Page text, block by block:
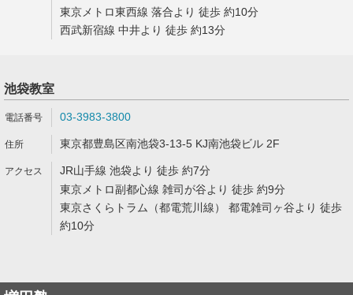
東京メトロ東西線 落合より 徒歩 約10分
西武新宿線 中井より 徒歩 約13分
池袋教室
03-3983-3800
東京都豊島区南池袋3-13-5 KJ南池袋ビル 2F
JR山手線 池袋より 徒歩 約7分
東京メトロ副都心線 雑司が谷より 徒歩 約9分
東京さくらトラム（都電荒川線） 都電雑司ヶ谷より 徒歩
約10分